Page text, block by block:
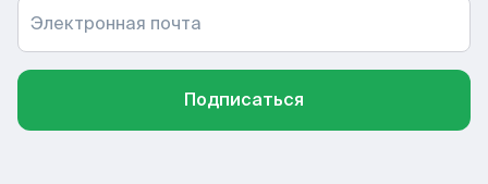
Электронная почта
Подписаться